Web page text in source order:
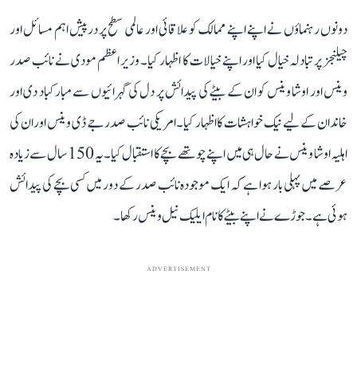
دونوں رہنماؤں نے اپنے اپنے ممالک کو علاقائی اور عالمی سطح پر درپیش اہم مسائل اور
چیلنجز پر تبادلہ خیال کیا اور اپنے خیالات کا اظہار کیا۔ وزیر اعظم مودی نے نائب صدر
وینس اور اوشا وینس کو ان کے بیٹے کی پیدائش پر دل کی گہرائیوں سے مبارکباد دی اور
خاندان کے لیے نیک خواہشات کا اظہار کیا۔امریکی نائب صدر جے ڈی وینس اور ان کی
اہلیہ اوشا وینس نے حال ہی میں اپنے چوتھے بچے کا استقبال کیا۔ یہ 150 سال سے زیادہ
عرصے میں پہلی بار ہوا ہے کہ ایک موجودہ نائب صدر کے دور میں کسی بچے کی پیدائش
ہوئی ہے۔ جوڑے نے اپنے بیٹے کا نام ایلیک نیل وینس رکھا۔
ADVERTISEMENT